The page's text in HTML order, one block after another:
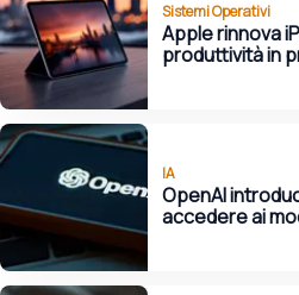
Sistemi Operativi
Apple rinnova
produttività in
IA
OpenAI
accedere ai